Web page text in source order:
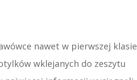
nawet w pierwszej klasie
wklejanych do zeszytu